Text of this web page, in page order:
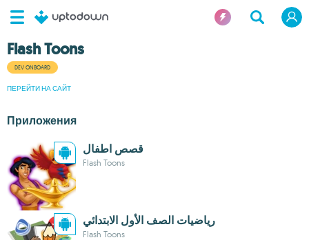
Flash Toons
DEV ONBOARD
ПЕРЕЙТИ НА САЙТ
Приложения
قصص اطفال
Flash Toons
رياضيات الصف الأول الابتدائي
Flash Toons